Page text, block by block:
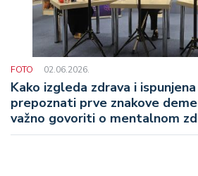
FOTO 02.06.2026.
Kako izgleda zdrava i
prepoznati prve znakove
važno govoriti o mentalnom
osoba?